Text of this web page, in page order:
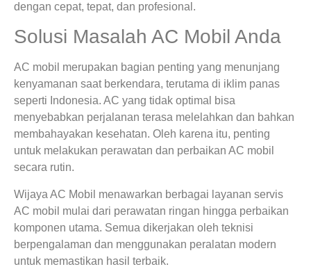
dengan cepat, tepat, dan profesional.
Solusi Masalah AC Mobil Anda
AC mobil merupakan bagian penting yang menunjang
kenyamanan saat berkendara, terutama di iklim panas
seperti Indonesia. AC yang tidak optimal bisa
menyebabkan perjalanan terasa melelahkan dan bahkan
membahayakan kesehatan. Oleh karena itu, penting
untuk melakukan perawatan dan perbaikan AC mobil
secara rutin.
Wijaya AC Mobil menawarkan berbagai layanan servis
AC mobil mulai dari perawatan ringan hingga perbaikan
komponen utama. Semua dikerjakan oleh teknisi
berpengalaman dan menggunakan peralatan modern
untuk memastikan hasil terbaik.